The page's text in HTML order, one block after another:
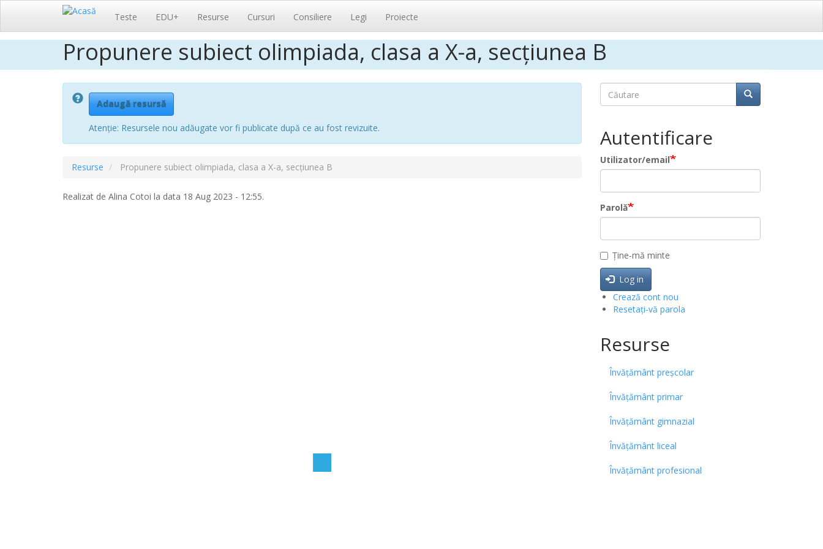
conținutul
Navigare
principală
Teste EDU+ Resurse Cursuri Consiliere Legi Proiecte
Propunere subiect olimpiada, clasa a X-a, secțiunea B
Adaugă resursă
Atenție: Resursele nou adăugate vor fi publicate după ce au fost revizuite.
Resurse Propunere subiect olimpiada, clasa a X-a, secțiunea B
Realizat de Alina Cotoi la data 18 Aug 2023 - 12:55.
Căutare
Căutare Căutare
Autentificare
Utilizator/email
Parolă
Ține-mă minte
Log in
Crează cont nou
Resetați-vă parola
Resurse
Învățământ preșcolar
Învățământ primar
Învățământ gimnazial
Învățământ liceal
Învățământ profesional